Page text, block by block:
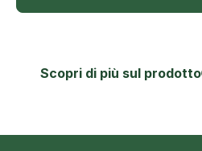
Scopri di più sul prodotto